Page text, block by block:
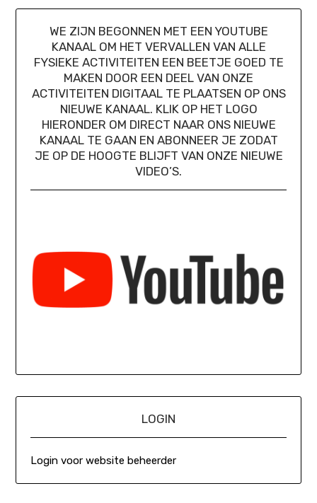
WE ZIJN BEGONNEN MET EEN YOUTUBE
KANAAL OM HET VERVALLEN VAN ALLE
FYSIEKE ACTIVITEITEN EEN BEETJE GOED TE
MAKEN DOOR EEN DEEL VAN ONZE
ACTIVITEITEN DIGITAAL TE PLAATSEN OP ONS
NIEUWE KANAAL. KLIK OP HET LOGO
HIERONDER OM DIRECT NAAR ONS NIEUWE
KANAAL TE GAAN EN ABONNEER JE ZODAT
JE OP DE HOOGTE BLIJFT VAN ONZE NIEUWE
VIDEO’S.
LOGIN
Login voor website beheerder